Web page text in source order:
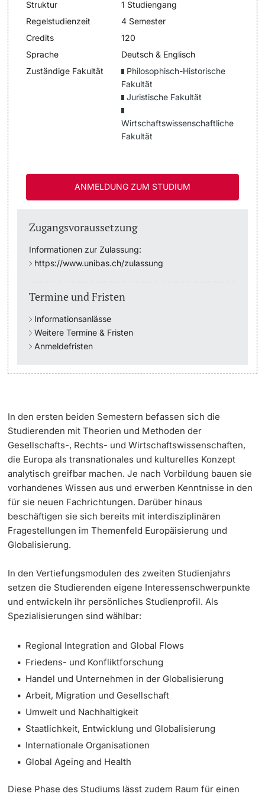
Studienfachberatung
Studienberatung
Berufseinstieg & Laufbahnberatung
Militär- & Zivildienst
Koordinationsstelle für Geflüchtete
Beratungswegweiser
Langes Studium
Lernen & Lehren
KI in Studium und Lehre
Sprachenzentrum
Universitätsbibliothek Basel
Lernbörse
Lernräume
Struktur
1 Studiengang
Regelstudienzeit
4 Semester
Credits
120
Sprache
Deutsch & Englisch
Zuständige Fakultät
Philosophisch-Historische
Fakultät
Juristische Fakultät
Wirtschaftswissenschaftliche
Fakultät
ANMELDUNG ZUM STUDIUM
Zugangsvoraussetzung
Informationen zur Zulassung:
https://www.unibas.ch/zulassung
Termine und Fristen
Informationsanlässe
Weitere Termine & Fristen
Anmeldefristen
In den ersten beiden Semestern befassen sich die
Studierenden mit Theorien und Methoden der
Gesellschafts-, Rechts- und Wirtschaftswissenschaften,
die Europa als transnationales und kulturelles Konzept
analytisch greifbar machen. Je nach Vorbildung bauen sie
vorhandenes Wissen aus und erwerben Kenntnisse in den
für sie neuen Fachrichtungen. Darüber hinaus
beschäftigen sie sich bereits mit interdisziplinären
Fragestellungen im Themenfeld Europäisierung und
Globalisierung.
In den Vertiefungsmodulen des zweiten Studienjahrs
setzen die Studierenden eigene Interessenschwerpunkte
und entwickeln ihr persönliches Studienprofil. Als
Spezialisierungen sind wählbar:
Regional Integration and Global Flows
Friedens- und Konfliktforschung
Handel und Unternehmen in der Globalisierung
Arbeit, Migration und Gesellschaft
Umwelt und Nachhaltigkeit
Staatlichkeit, Entwicklung und Globalisierung
Internationale Organisationen
Global Ageing and Health
Diese Phase des Studiums lässt zudem Raum für einen